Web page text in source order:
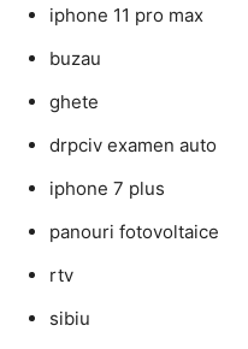
iphone 11 pro max
buzau
ghete
drpciv examen auto
iphone 7 plus
panouri fotovoltaice
rtv
sibiu